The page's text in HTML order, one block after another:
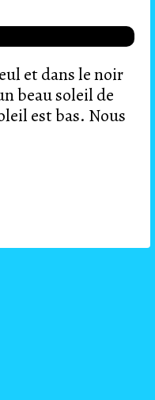
et dans le noir
beau soleil de
est bas. Nous